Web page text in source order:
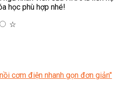
học phù hợp nhé!
☆
cơm điện nhanh gọn đơn giản"